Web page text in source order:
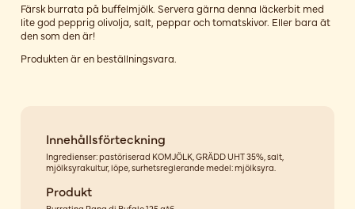
Färsk burrata på buffelmjölk. Servera gärna denna läckerbit med
lite god pepprig olivolja, salt, peppar och tomatskivor. Eller bara ät
den som den är!
Produkten är en beställningsvara.
Innehållsförteckning
Ingredienser: pastöriserad KOMJÖLK, GRÄDD UHT 35%, salt,
mjölksyrakultur, löpe, surhetsreglerande medel: mjölksyra.
Produkt